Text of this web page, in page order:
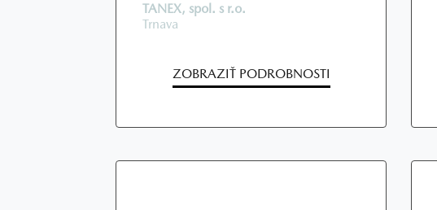
TANEX, spol. s r.o.
Trnava
ZOBRAZIŤ PODROBNOSTI